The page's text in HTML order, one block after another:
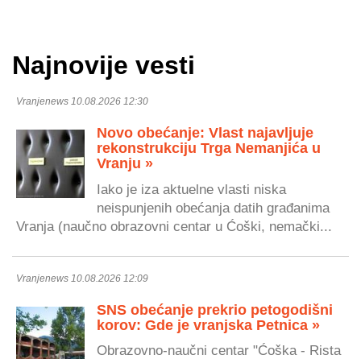
Najnovije vesti
Vranjenews 10.08.2026 12:30
Novo obećanje: Vlast najavljuje
rekonstrukciju Trga Nemanjića u
Vranju »
Iako je iza aktuelne vlasti niska
neispunjenih obećanja datih građanima
Vranja (naučno obrazovni centar u Ćoški, nemački...
Vranjenews 10.08.2026 12:09
SNS obećanje prekrio petogodišni
korov: Gde je vranjska Petnica »
Obrazovno-naučni centar "Ćoška - Rista